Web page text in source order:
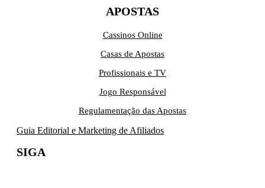
APOSTAS
Cassinos Online
Casas de Apostas
Profissionais e TV
Jogo Responsável
Regulamentação das Apostas
Guia Editorial e Marketing de Afiliados
SIGA